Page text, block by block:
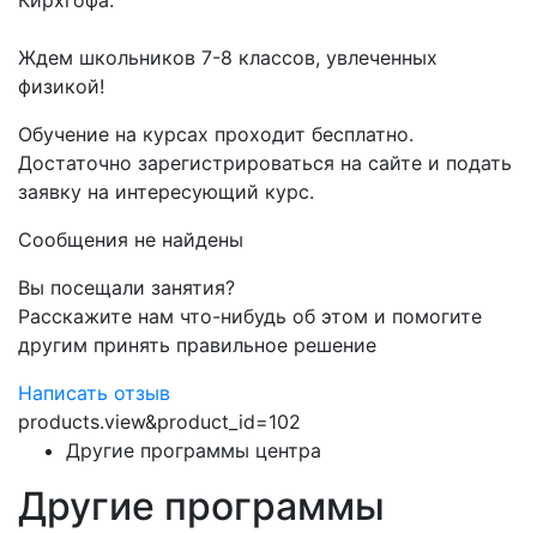
Ждем школьников 7-8 классов, увлеченных
физикой!
Обучение на курсах проходит бесплатно.
Достаточно зарегистрироваться на сайте и подать
заявку на интересующий курс.
Сообщения не найдены
Вы посещали занятия?
Расскажите нам что-нибудь об этом и помогите
другим принять правильное решение
Написать отзыв
products.view&product_id=102
Другие программы центра
Другие программы